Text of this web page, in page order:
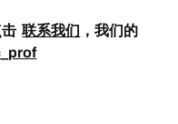
击联系我们 ，我们的